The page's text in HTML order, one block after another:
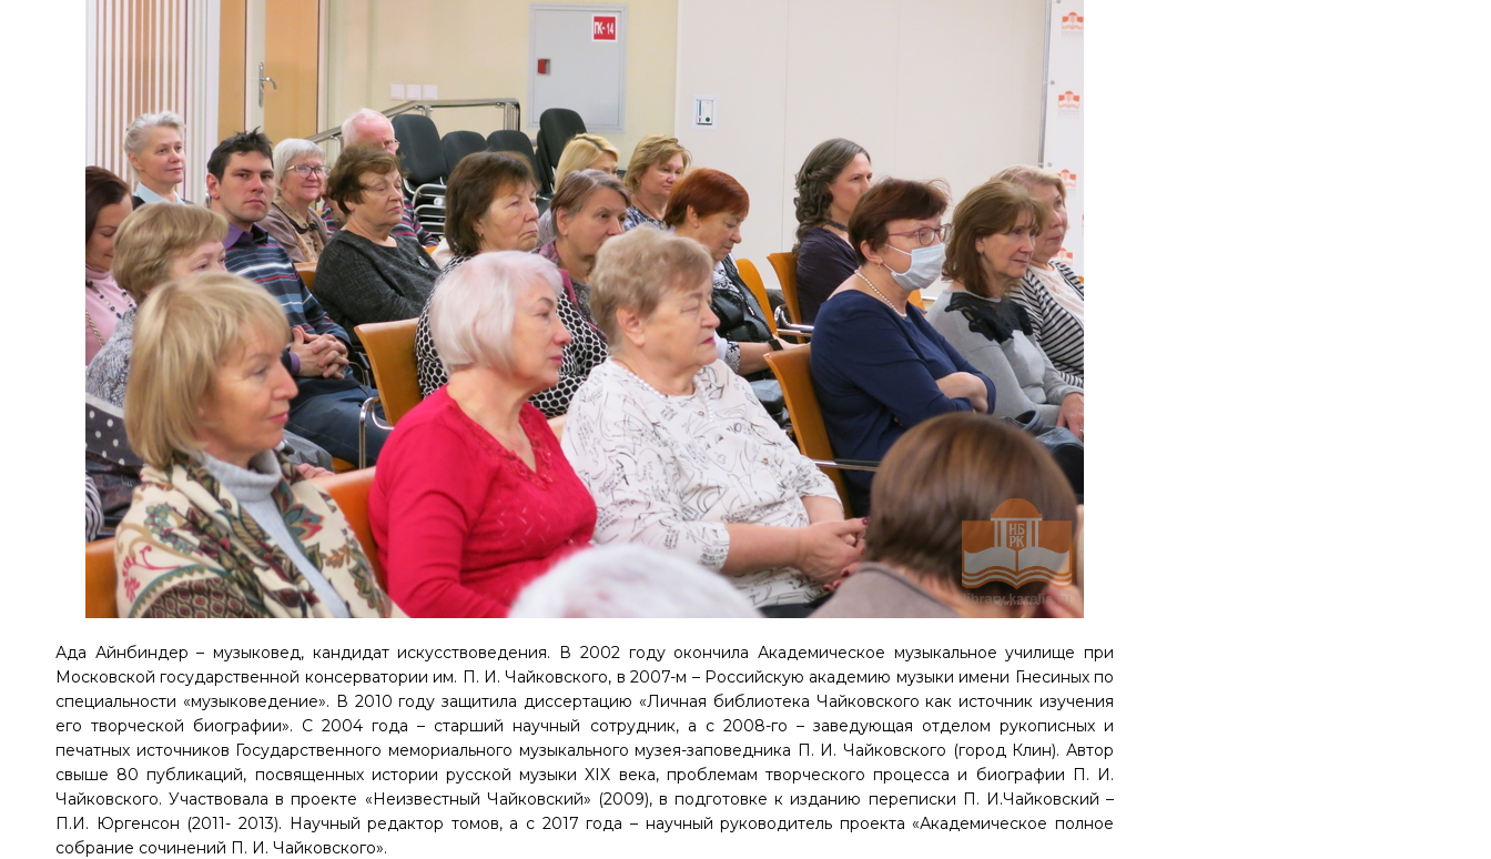
Ада Айнбиндер – музыковед, кандидат искусствоведения. В 2002 году окончила Академическое музыкальное училище при
Московской государственной консерватории им. П. И. Чайковского, в 2007-м – Российскую академию музыки имени Гнесиных по
специальности «музыковедение». В 2010 году защитила диссертацию «Личная библиотека Чайковского как источник изучения
его творческой биографии». С 2004 года – старший научный сотрудник, а с 2008-го – заведующая отделом рукописных и
печатных источников Государственного мемориального музыкального музея-заповедника П. И. Чайковского (город Клин). Автор
свыше 80 публикаций, посвященных истории русской музыки XIX века, проблемам творческого процесса и биографии П. И.
Чайковского. Участвовала в проекте «Неизвестный Чайковский» (2009), в подготовке к изданию переписки П. И.Чайковский –
П.И. Юргенсон (2011- 2013). Научный редактор томов, а с 2017 года – научный руководитель проекта «Академическое полное
собрание сочинений П. И. Чайковского».